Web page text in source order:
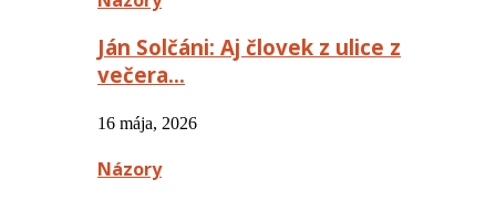
Ján Solčáni: Aj človek z ulice z
večera…
16 mája, 2026
Názory